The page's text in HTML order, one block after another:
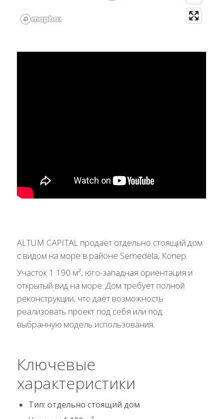
ALTUM CAPITAL продаёт отдельно стоящий дом
с видом на море в районе Semedela, Копер.
Участок 1 190 м², юго-западная ориентация и
открытый вид на море. Дом требует полной
реконструкции, что даёт возможность
реализовать проект под себя или под
выбранную модель использования.
Ключевые
характеристики
Тип: отдельно стоящий дом